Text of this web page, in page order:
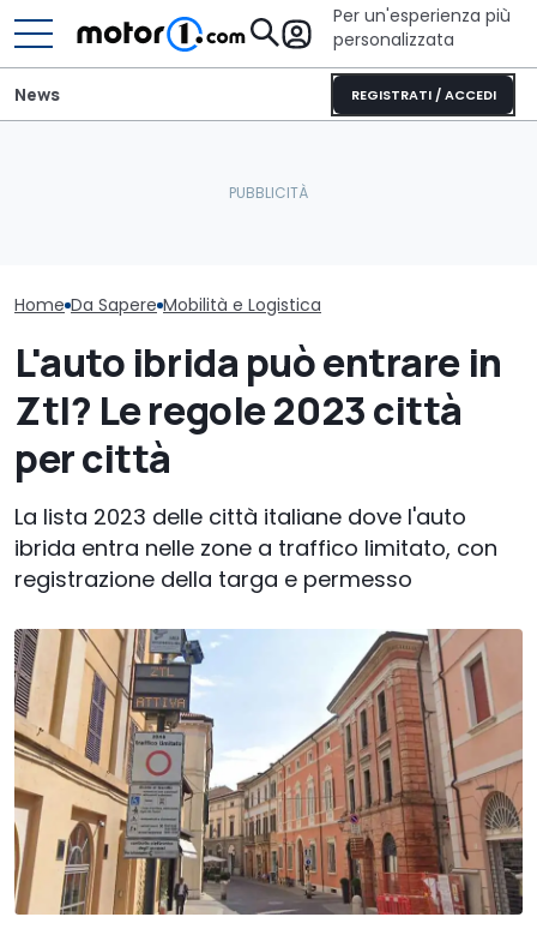
Per un'esperienza più
personalizzata
REGISTRATI / ACCEDI
News
Home Da Sapere Mobilità e Logistica
L'auto ibrida può entrare in
Ztl? Le regole 2023 città
per città
La lista 2023 delle città italiane dove l'auto
ibrida entra nelle zone a traffico limitato, con
registrazione della targa e permesso